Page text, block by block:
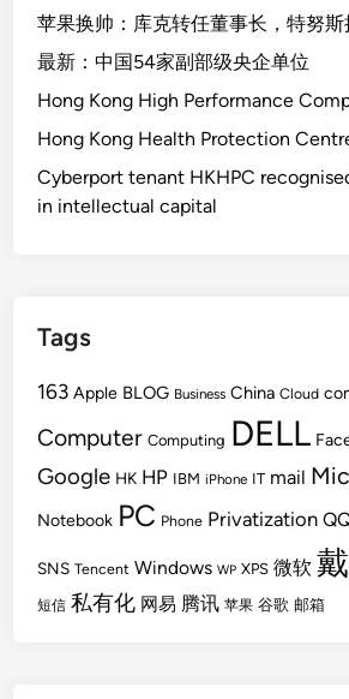
苹果换帅：库克转任董事长，特努斯
最新：中国54家副部级央企单位
Hong Kong High Performance
Hong Kong Health Protection
Cyberport tenant HKHPC
in intellectual capital
Tags
163 Apple BLOG Business China Cloud
Computer Computing DELL
Google HK HP IBM iPhone IT mail
Notebook PC Phone Privatization
SNS Tencent Windows WP XPS 微软
短信 私有化 网易 腾讯 苹果 谷歌 邮箱